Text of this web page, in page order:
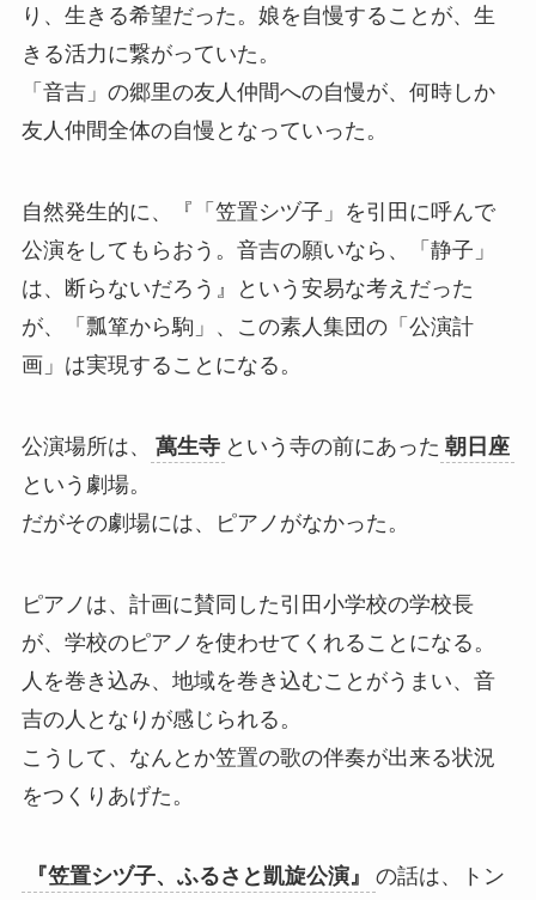
り、生きる希望だった。娘を自慢することが、生
きる活力に繋がっていた。
「音吉」の郷里の友人仲間への自慢が、何時しか
友人仲間全体の自慢となっていった。
自然発生的に、『「笠置シヅ子」を引田に呼んで
公演をしてもらおう。音吉の願いなら、「静子」
は、断らないだろう』という安易な考えだった
が、「瓢箪から駒」、この素人集団の「公演計
画」は実現することになる。
公演場所は、 萬生寺 という寺の前にあった 朝日座
という劇場。
だがその劇場には、ピアノがなかった。
ピアノは、計画に賛同した引田小学校の学校長
が、学校のピアノを使わせてくれることになる。
人を巻き込み、地域を巻き込むことがうまい、音
吉の人となりが感じられる。
こうして、なんとか笠置の歌の伴奏が出来る状況
をつくりあげた。
『笠置シヅ子、ふるさと凱旋公演』
の話は、トン